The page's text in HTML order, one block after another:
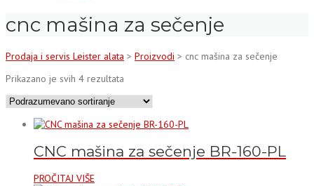
cnc mašina za sečenje
Prodaja i servis Leister alata > Proizvodi > cnc mašina za sečenje
Prikazano je svih 4 rezultata
CNC mašina za sečenje BR-160-PL
PROČITAJ VIŠE